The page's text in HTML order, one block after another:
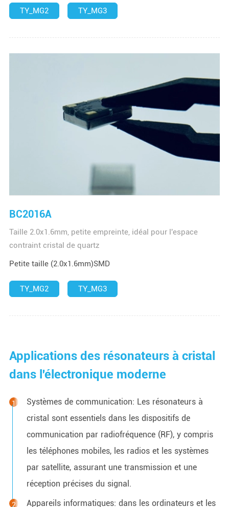
TY_MG2 TY_MG3
BC2016A
Taille 2.0x1.6mm, petite empreinte, idéal pour l'espace
contraint cristal de quartz
Petite taille (2.0x1.6mm)SMD
TY_MG2 TY_MG3
Applications des résonateurs à cristal
dans l'électronique moderne
Systèmes de communication: Les résonateurs à
cristal sont essentiels dans les dispositifs de
communication par radiofréquence (RF), y compris
les téléphones mobiles, les radios et les systèmes
par satellite, assurant une transmission et une
réception précises du signal.
Appareils informatiques: dans les ordinateurs et les